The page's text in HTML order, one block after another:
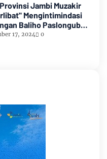
Jambi Muzakir
Mengintimindasi
Baliho Paslongub
17, 2024 0